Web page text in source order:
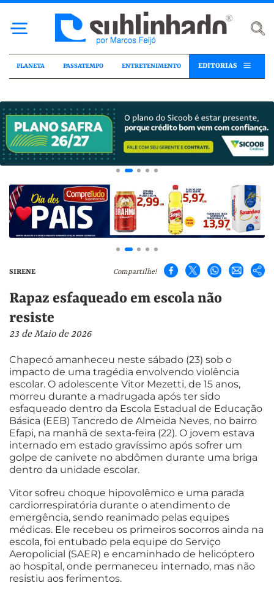
PLANETA PASSATEMPO ENTRETENIMENTO EDITORIAS
SIRENE Compartilhe!
Rapaz esfaqueado em escola não
resiste
23 de Maio de 2026
Chapecó amanheceu neste sábado (23) sob o
impacto de uma tragédia envolvendo violência
escolar. O adolescente Vitor Mezetti, de 15 anos,
morreu durante a madrugada após ter sido
esfaqueado dentro da Escola Estadual de Educação
Básica (EEB) Tancredo de Almeida Neves, no bairro
Efapi, na manhã de sexta-feira (22). O jovem estava
internado em estado gravíssimo após sofrer um
golpe de canivete no abdômen durante uma briga
dentro da unidade escolar.
Vitor sofreu choque hipovolêmico e uma parada
cardiorrespiratória durante o atendimento de
emergência, sendo reanimado pelas equipes
médicas. Ele recebeu os primeiros socorros ainda na
escola, foi entubado pela equipe do Serviço
Aeropolicial (SAER) e encaminhado de helicóptero
ao hospital, onde permaneceu internado, mas não
resistiu aos ferimentos.